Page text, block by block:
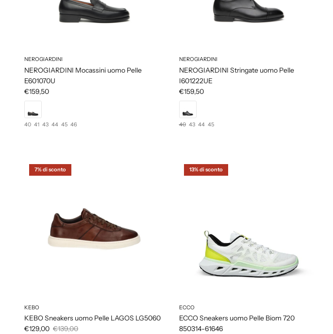
NEROGIARDINI
NEROGIARDINI Mocassini uomo Pelle
E601070U
€159,50
40 41 43 44 45 46
NEROGIARDINI
NEROGIARDINI Stringate uomo Pelle
I601222UE
€159,50
40 43 44 45
7% di sconto
KEBO
KEBO Sneakers uomo Pelle LAGOS LG5060
€129,00 €139,00
13% di sconto
ECCO
ECCO Sneakers uomo Pelle Biom 720
850314-61646